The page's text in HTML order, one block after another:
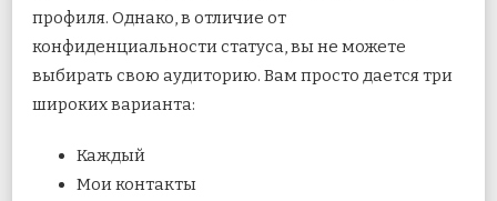
профиля. Однако, в отличие от
конфиденциальности статуса, вы не можете
выбирать свою аудиторию. Вам просто дается три
широких варианта:
Каждый
Мои контакты